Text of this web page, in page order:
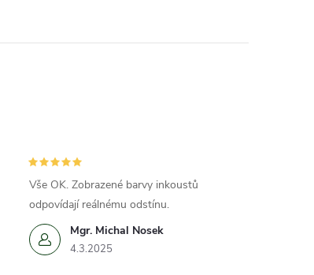
Mgr. Michal Nosek
4.3.2025
Vše OK. Zobrazené barvy inkoustů
odpovídají reálnému odstínu.